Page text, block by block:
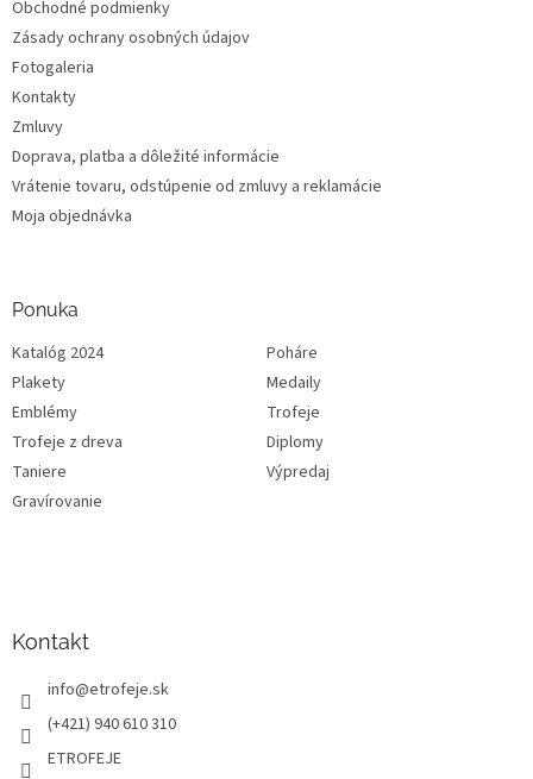
Obchodné podmienky
Zásady ochrany osobných údajov
Fotogaleria
Kontakty
Zmluvy
Doprava, platba a dôležité informácie
Vrátenie tovaru, odstúpenie od zmluvy a reklamácie
Moja objednávka
Ponuka
Katalóg 2024
Poháre
Plakety
Medaily
Emblémy
Trofeje
Trofeje z dreva
Diplomy
Taniere
Výpredaj
Gravírovanie
Kontakt
info@etrofeje.sk
(+421) 940 610 310
ETROFEJE